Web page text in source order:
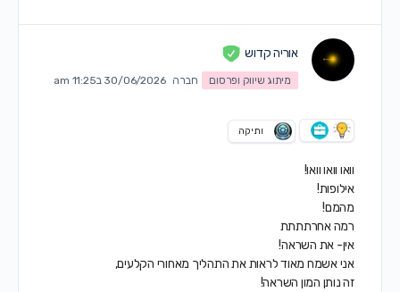
אוריה קדוש
מיתוג שיווק ופרסום חברה 30/06/2026 ב11:25 am
ותיקה
וואו וואו וואו!
אילופות!
מהמם!
רמה אחרתתתת
אין- את השראה!
אני אשמח מאוד לראות את התהליך מאחורי הקלעים,
זה נותן המון השראה!